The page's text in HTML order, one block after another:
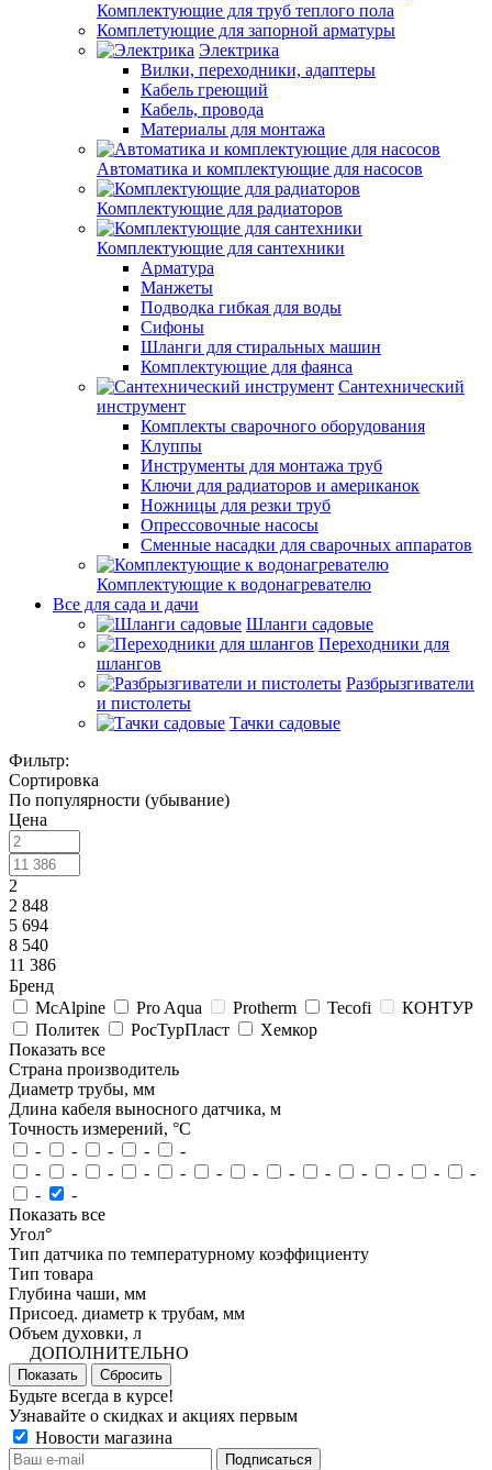
Комплектующие для труб теплого пола
Комплетующие для запорной арматуры
Электрика
Вилки, переходники, адаптеры
Кабель греющий
Кабель, провода
Материалы для монтажа
Автоматика и комплектующие для насосов
Комплектующие для радиаторов
Комплектующие для сантехники
Арматура
Манжеты
Подводка гибкая для воды
Сифоны
Шланги для стиральных машин
Комплектующие для фаянса
Сантехнический
инструмент
Комплекты сварочного оборудования
Клуппы
Инструменты для монтажа труб
Ключи для радиаторов и американок
Ножницы для резки труб
Опрессовочные насосы
Сменные насадки для сварочных аппаратов
Комплектующие к водонагревателю
Все для сада и дачи
Шланги садовые
Переходники для
шлангов
Разбрызгиватели
и пистолеты
Тачки садовые
Фильтр:
Сортировка
По популярности (убывание)
Цена
2
2 848
5 694
8 540
11 386
Бренд
McAlpine
Pro Aqua Protherm Tecofi
КОНТУР
Политек
РосТурПласт
Хемкор
Показать все
Страна производитель
Диаметр трубы, мм
Длина кабеля выносного датчика, м
Точность измерений, °C
-
- - -
-
-
- - - - - - - - - - -
-
-
-
Показать все
Угол°
Тип датчика по температурному коэффициенту
Тип товара
Глубина чаши, мм
Присоед. диаметр к трубам, мм
Объем духовки, л
ДОПОЛНИТЕЛЬНО
Показать Сбросить
Будьте всегда в курсе!
Узнавайте о скидках и акциях первым
Новости магазина